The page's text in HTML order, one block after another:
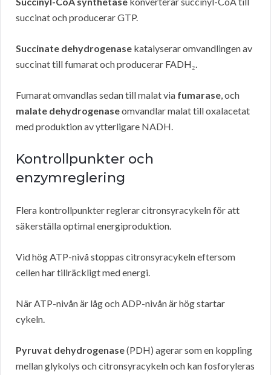
succinat och producerar GTP.
Succinate dehydrogenase katalyserar omvandlingen av
succinat till fumarat och producerar FADH₂.
Fumarat omvandlas sedan till malat via fumarase, och
malate dehydrogenaseomvandlar malat till oxalacetat
med produktion av ytterligare NADH.
Kontrollpunkter och
enzymreglering
Flera kontrollpunkter reglerar citronsyracykeln för att
säkerställa optimal energiproduktion.
Vid hög ATP-nivå stoppas citronsyracykeln eftersom
cellen har tillräckligt med energi.
När ATP-nivån är låg och ADP-nivån är hög startar
cykeln.
Pyruvat dehydrogenase(PDH) agerar som en koppling
mellan glykolys och citronsyracykeln och kan fosforyleras